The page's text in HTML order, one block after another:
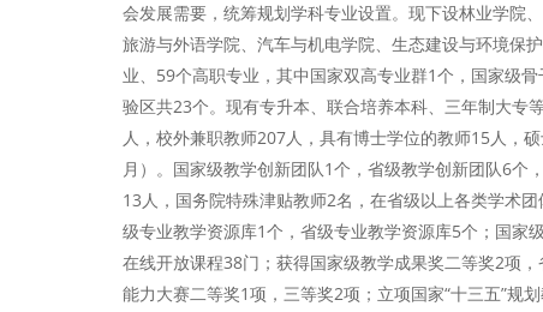
会发展需要，统筹规划学科专业设置。现下设林业学院
旅游与外语学院、汽车与机电学院、生态建设与环境保
业、59个高职专业，其中国家双高专业群1个，国家级
验区共23个。现有专升本、联合培养本科、三年制大专
人，校外兼职教师207人，具有博士学位的教师15人，
月）。国家级教学创新团队1个，省级教学创新团队6
13人，国务院特殊津贴教师2名，在省级以上各类学术
级专业教学资源库1个，省级专业教学资源库5个；国家
在线开放课程38门；获得国家级教学成果奖二等奖2项
能力大赛二等奖1项，三等奖2项；立项国家“十三五”规